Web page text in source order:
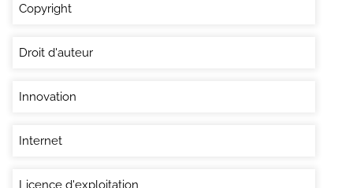
Copyright
Droit d'auteur
Innovation
Internet
Licence d'exploitation